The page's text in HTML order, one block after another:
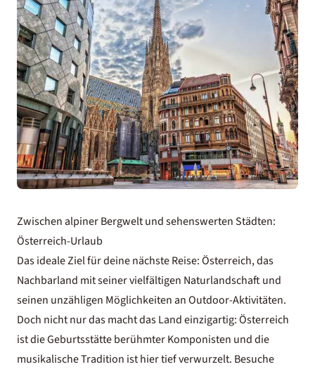
Zwischen alpiner Bergwelt und sehenswerten Städten:
Österreich-Urlaub
Das ideale Ziel für deine nächste Reise: Österreich, das
Nachbarland mit seiner vielfältigen Naturlandschaft und
seinen unzähligen Möglichkeiten an Outdoor-Aktivitäten.
Doch nicht nur das macht das Land einzigartig: Österreich
ist die Geburtsstätte berühmter Komponisten und die
musikalische Tradition ist hier tief verwurzelt. Besuche